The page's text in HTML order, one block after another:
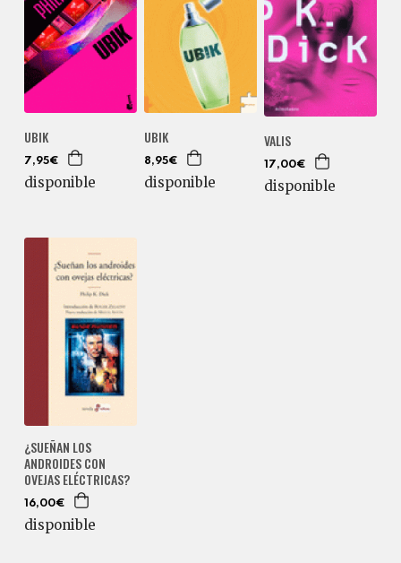
UBIK
7,95€
disponible
UBIK
8,95€
disponible
VALIS
17,00€
disponible
¿SUEÑAN LOS
ANDROIDES CON
OVEJAS ELÉCTRICAS?
16,00€
disponible